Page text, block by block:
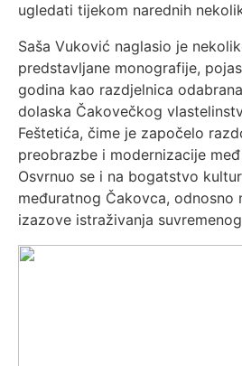
ugledati tijekom narednih
Saša Vuković naglasio je
predstavljane monografije,
godina kao razdjelnica
dolaska Čakovečkog
Feštetića, čime je započelo
preobrazbe i modernizacije
Osvrnuo se i na bogatstvo
međuratnog Čakovca, odnosno
izazove istraživanja